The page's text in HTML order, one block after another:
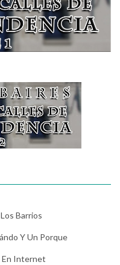
Barrios
Y Un Porque
En Internet